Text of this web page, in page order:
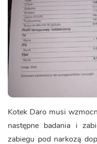
Kotek Daro musi
następne badania i
zabiegu pod narkozą